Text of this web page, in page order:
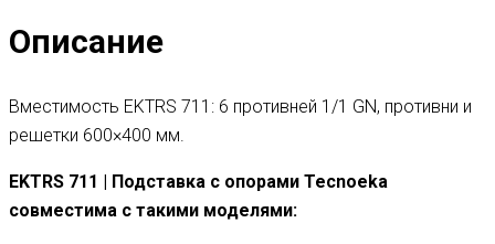
Описание
Вместимость EKTRS 711: 6 противней 1/1 GN, противни и
решетки 600×400 мм.
EKTRS 711 | Подставка с опорами Tecnoeka
совместима с такими моделями: